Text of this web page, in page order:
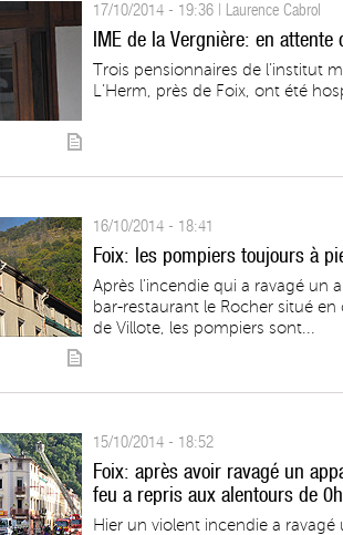
17/10/2014 - 19:36 | Laurence Cabrol
IME de la Vergnière: en
Trois pensionnaires de l’institut
L’Herm, près de Foix, ont été
16/10/2014 - 18:41
Foix: les pompiers toujours à
Après l'incendie qui a ravagé un
bar-restaurant le Rocher situé en
de Villote, les pompiers sont...
15/10/2014 - 18:52
Foix: après avoir ravagé un
feu a repris aux alentours de
Hier un violent incendie a